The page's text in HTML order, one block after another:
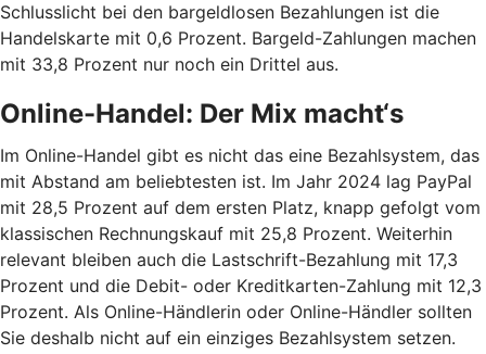
Schlusslicht bei den bargeldlosen Bezahlungen ist die
Handelskarte mit 0,6 Prozent. Bargeld-Zahlungen machen
mit 33,8 Prozent nur noch ein Drittel aus.
Online-Handel: Der Mix macht‘s
Im Online-Handel gibt es nicht das eine Bezahlsystem, das
mit Abstand am beliebtesten ist. Im Jahr 2024 lag PayPal
mit 28,5 Prozent auf dem ersten Platz, knapp gefolgt vom
klassischen Rechnungskauf mit 25,8 Prozent. Weiterhin
relevant bleiben auch die Lastschrift-Bezahlung mit 17,3
Prozent und die Debit- oder Kreditkarten-Zahlung mit 12,3
Prozent. Als Online-Händlerin oder Online-Händler sollten
Sie deshalb nicht auf ein einziges Bezahlsystem setzen.